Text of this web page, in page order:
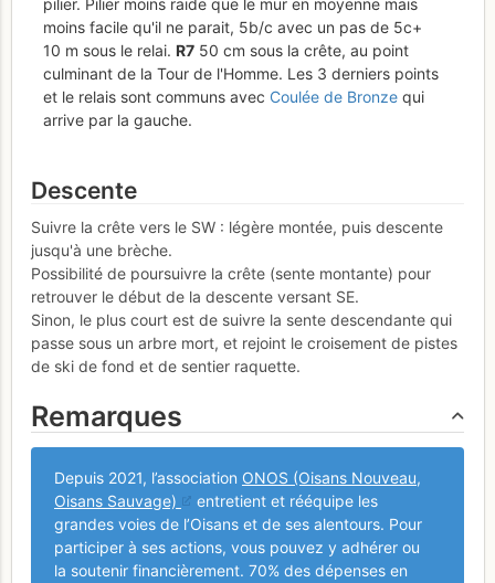
moins facile qu'il ne parait, 5b/c avec un pas de 5c+
10 m sous le relai. R750 cm sous la crête, au point
culminant de la Tour de l'Homme. Les 3 derniers points
et le relais sont communs avec Coulée de Bronzequi
arrive par la gauche.
Descente
Suivre la crête vers le SW : légère montée, puis descente
jusqu'à une brèche.
Possibilité de poursuivre la crête (sente montante) pour
retrouver le début de la descente versant SE.
Sinon, le plus court est de suivre la sente descendante qui
passe sous un arbre mort, et rejoint le croisement de pistes
de ski de fond et de sentier raquette.
Remarques
Depuis 2021, l’association ONOS (Oisans Nouveau,
Oisans Sauvage)
entretient et rééquipe les
grandes voies de l’Oisans et de ses alentours. Pour
participer à ses actions, vous pouvez y adhérer ou
la soutenir financièrement. 70% des dépenses en